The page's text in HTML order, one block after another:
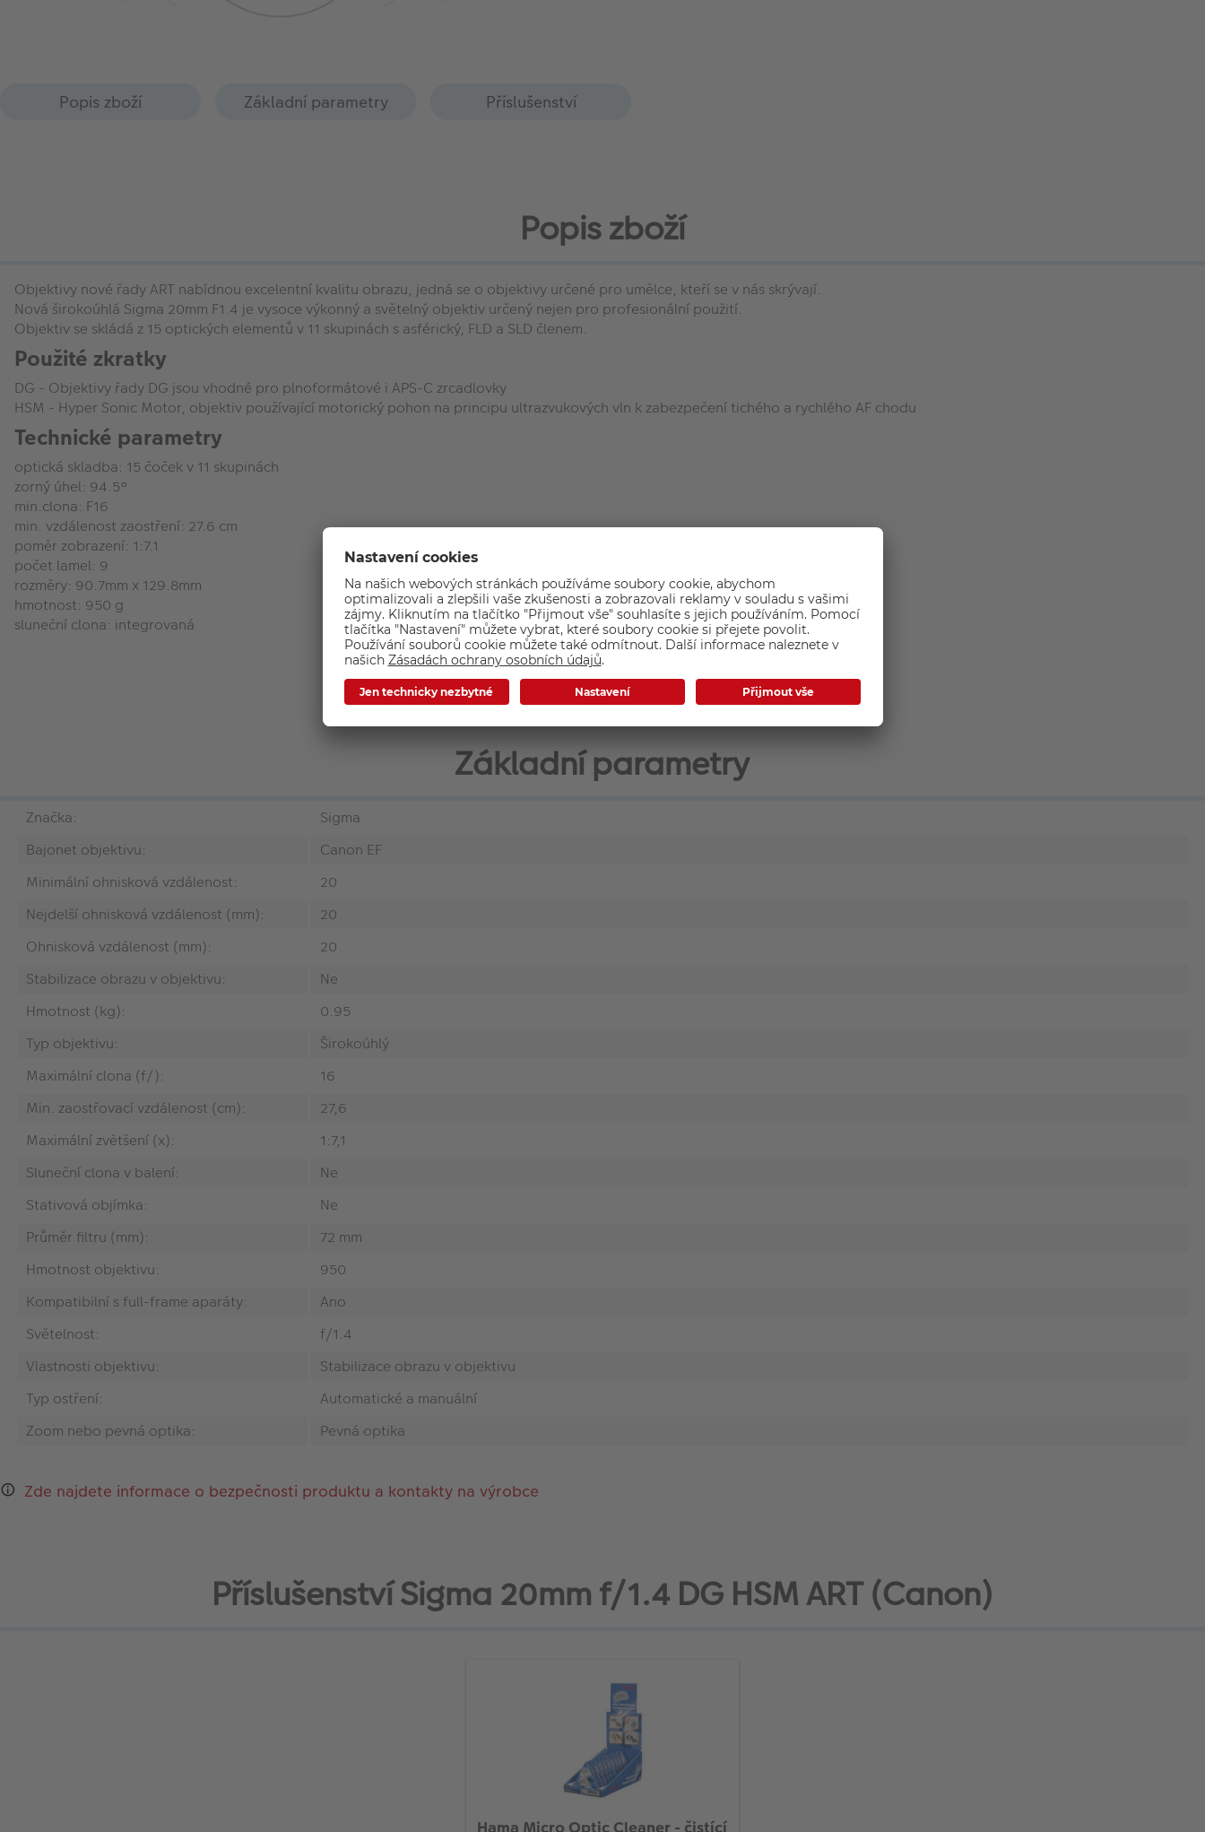
Popis zboží Základní parametry Příslušenství
Popis zboží
Objektivy nové řady ART nabídnou excelentní kvalitu obrazu, jedná se o objektivy určené pro umělce, kteří se v nás skrývají.
Nová širokoúhlá Sigma 20mm F1.4 je vysoce výkonný a světelný objektiv určený nejen pro profesionální použití.
Objektiv se skládá z 15 optických elementů v 11 skupinách s asférický, FLD a SLD členem.
Použité zkratky
DG - Objektivy řady DG jsou vhodné pro plnoformátové i APS-C zrcadlovky
HSM - Hyper Sonic Motor, objektiv používající motorický pohon na principu ultrazvukových vln k zabezpečení tichého a rychlého AF chodu
Technické parametry
optická skladba: 15 čoček v 11 skupinách
zorný úhel: 94.5°
min.clona: F16
min. vzdálenost zaostření: 27.6 cm
poměr zobrazení: 1:7.1
počet lamel: 9
rozměry: 90.7mm x 129.8mm
hmotnost: 950 g
sluneční clona: integrovaná
Základní parametry
Značka:
Sigma
Bajonet objektivu:
Canon EF
Minimální ohnisková vzdálenost:
20
Nejdelší ohnisková vzdálenost (mm):
20
Ohnisková vzdálenost (mm):
20
Stabilizace obrazu v objektivu:
Ne
Hmotnost (kg):
0.95
Typ objektivu:
Širokoúhlý
Maximální clona (f/):
16
Min. zaostřovací vzdálenost (cm):
27,6
Maximální zvětšení (x):
1:7,1
Sluneční clona v balení:
Ne
Stativová objímka:
Ne
Průměr filtru (mm):
72 mm
Hmotnost objektivu:
950
Kompatibilní s full-frame aparáty:
Ano
Světelnost:
f/1.4
Vlastnosti objektivu:
Stabilizace obrazu v objektivu
Typ ostření:
Automatické a manuální
Zoom nebo pevná optika:
Pevná optika
Zde najdete informace o bezpečnosti produktu a kontakty na výrobce
Příslušenství Sigma 20mm f/1.4 DG HSM ART (Canon)
Hama Micro Optic Cleaner - čistící